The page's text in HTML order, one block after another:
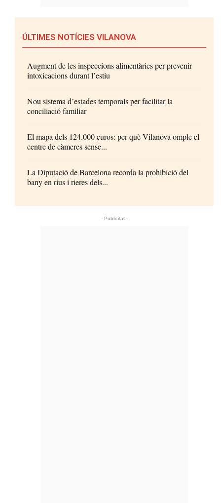
ÚLTIMES NOTÍCIES VILANOVA
Augment de les inspeccions alimentàries per prevenir
intoxicacions durant l’estiu
Nou sistema d’estades temporals per facilitar la
conciliació familiar
El mapa dels 124.000 euros: per què Vilanova omple el
centre de càmeres sense...
La Diputació de Barcelona recorda la prohibició del
bany en rius i rieres dels...
- Publicitat -